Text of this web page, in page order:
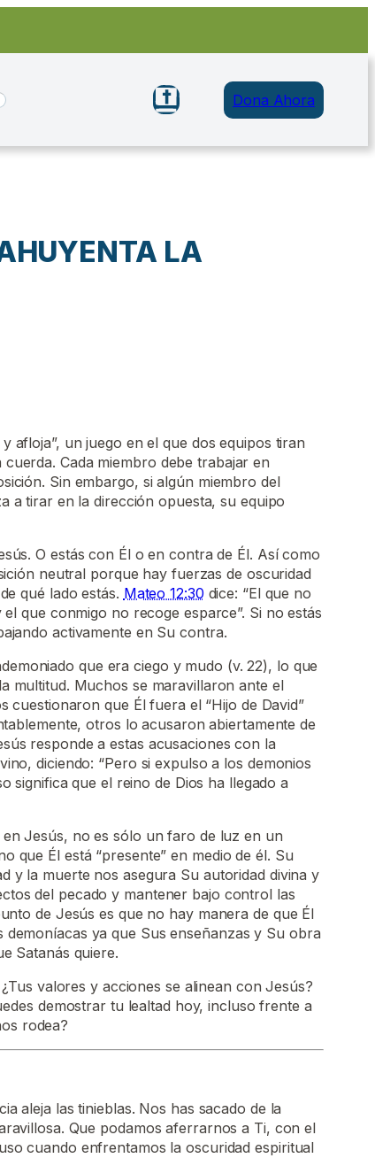
Dona Ahora
LA
afloja”, un juego en el que dos equipos tiran
Cada miembro debe trabajar en
Sin embargo, si algún miembro del
a tirar en la dirección opuesta, su equipo
O estás con Él o en contra de Él. Así como
neutral porque hay fuerzas de oscuridad
qué lado estás. Mateo 12:30 dice: “El que no
que conmigo no recoge esparce”. Si no estás
activamente en Su contra.
que era ciego y mudo (v. 22), lo que
multitud. Muchos se maravillaron ante el
cuestionaron que Él fuera el “Hijo de David”
otros lo acusaron abiertamente de
responde a estas acusaciones con la
diciendo: “Pero si expulso a los demonios
significa que el reino de Dios ha llegado a
Jesús, no es sólo un faro de luz en un
que Él está “presente” en medio de él. Su
y la muerte nos asegura Su autoridad divina y
del pecado y mantener bajo control las
de Jesús es que no hay manera de que Él
ya que Sus enseñanzas y Su obra
Satanás quiere.
valores y acciones se alinean con Jesús?
demostrar tu lealtad hoy, incluso frente a
rodea?
aleja las tinieblas. Nos has sacado de la
Que podamos aferrarnos a Ti, con el
cuando enfrentamos la oscuridad espiritual